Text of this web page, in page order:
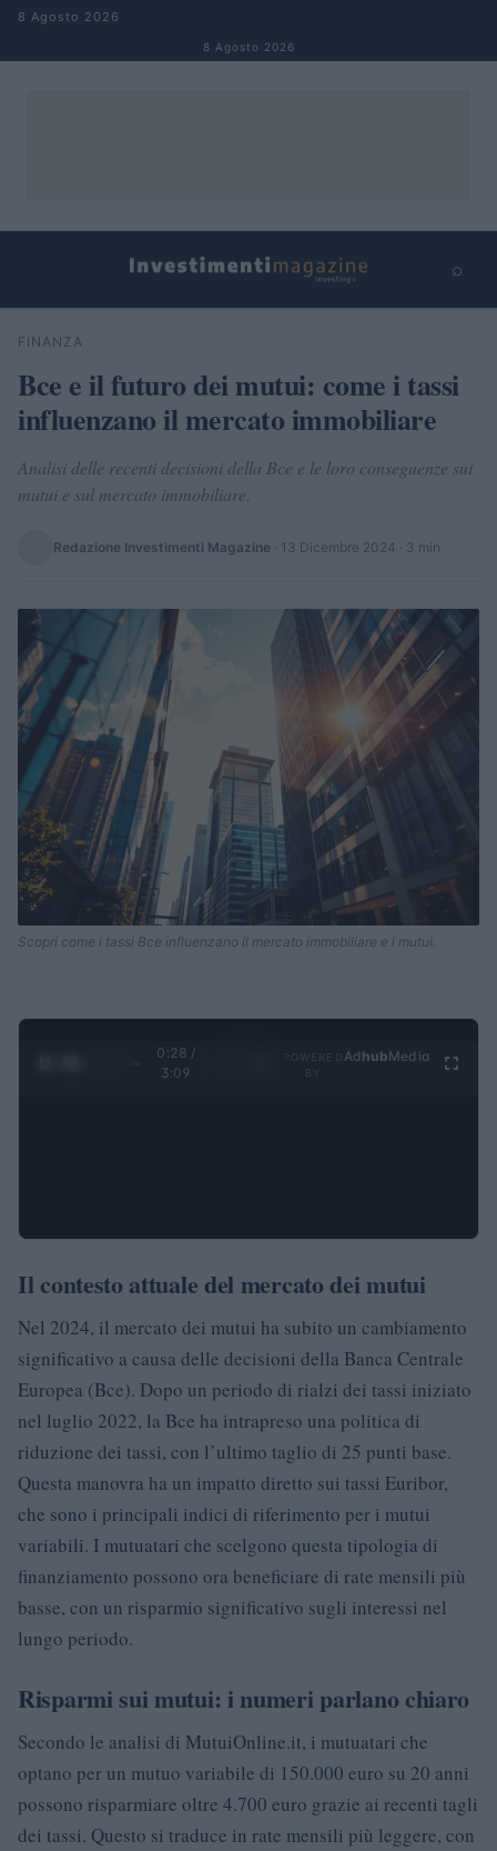
Salta al contenuto
8 Agosto 2026
8 Agosto 2026
⌕
Cerca
FINANZA
Bce e il futuro dei mutui: come i tassi
influenzano il mercato immobiliare
Analisi delle recenti decisioni della Bce e le loro conseguenze sui
mutui e sul mercato immobiliare.
Redazione Investimenti Magazine · 13 Dicembre 2024 · 3 min
Scopri come i tassi Bce influenzano il mercato immobiliare e i mutui.
0:29 /
3:09
Ad hubMedia
Il contesto attuale del mercato dei mutui
Nel 2024, il mercato dei mutui ha subito un cambiamento
significativo a causa delle decisioni della Banca Centrale
Europea (Bce). Dopo un periodo di rialzi dei tassi iniziato
nel luglio 2022, la Bce ha intrapreso una politica di
riduzione dei tassi, con l’ultimo taglio di 25 punti base.
Questa manovra ha un impatto diretto sui tassi Euribor,
che sono i principali indici di riferimento per i mutui
variabili. I mutuatari che scelgono questa tipologia di
finanziamento possono ora beneficiare di rate mensili più
basse, con un risparmio significativo sugli interessi nel
lungo periodo.
Risparmi sui mutui: i numeri parlano chiaro
Secondo le analisi di MutuiOnline.it, i mutuatari che
optano per un mutuo variabile di 150.000 euro su 20 anni
possono risparmiare oltre 4.700 euro grazie ai recenti tagli
dei tassi. Questo si traduce in rate mensili più leggere, con